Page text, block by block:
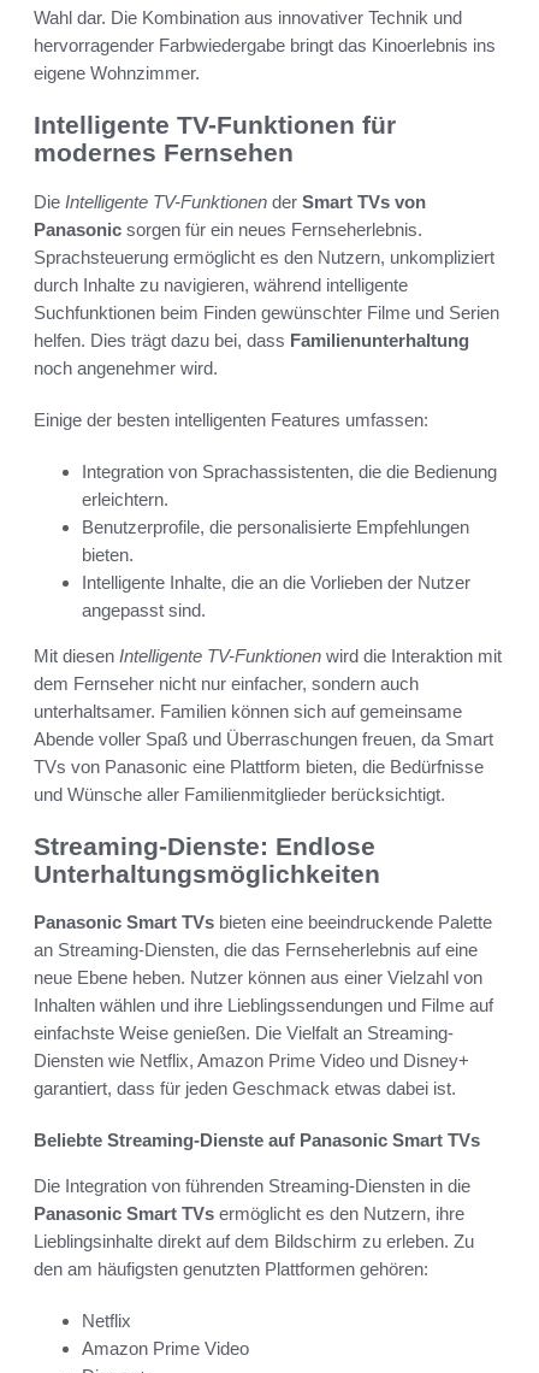
Wahl dar. Die Kombination aus innovativer Technik und
hervorragender Farbwiedergabe bringt das Kinoerlebnis ins
eigene Wohnzimmer.
Intelligente TV-Funktionen für
modernes Fernsehen
Die Intelligente TV-Funktionen der Smart TVs von
Panasonic sorgen für ein neues Fernseherlebnis.
Sprachsteuerung ermöglicht es den Nutzern, unkompliziert
durch Inhalte zu navigieren, während intelligente
Suchfunktionen beim Finden gewünschter Filme und Serien
helfen. Dies trägt dazu bei, dass Familienunterhaltung
noch angenehmer wird.
Einige der besten intelligenten Features umfassen:
Integration von Sprachassistenten, die die Bedienung
erleichtern.
Benutzerprofile, die personalisierte Empfehlungen
bieten.
Intelligente Inhalte, die an die Vorlieben der Nutzer
angepasst sind.
Mit diesen Intelligente TV-Funktionen wird die Interaktion mit
dem Fernseher nicht nur einfacher, sondern auch
unterhaltsamer. Familien können sich auf gemeinsame
Abende voller Spaß und Überraschungen freuen, da Smart
TVs von Panasonic eine Plattform bieten, die Bedürfnisse
und Wünsche aller Familienmitglieder berücksichtigt.
Streaming-Dienste: Endlose
Unterhaltungsmöglichkeiten
Panasonic Smart TVs bieten eine beeindruckende Palette
an Streaming-Diensten, die das Fernseherlebnis auf eine
neue Ebene heben. Nutzer können aus einer Vielzahl von
Inhalten wählen und ihre Lieblingssendungen und Filme auf
einfachste Weise genießen. Die Vielfalt an Streaming-
Diensten wie Netflix, Amazon Prime Video und Disney+
garantiert, dass für jeden Geschmack etwas dabei ist.
Beliebte Streaming-Dienste auf Panasonic Smart TVs
Die Integration von führenden Streaming-Diensten in die
Panasonic Smart TVs ermöglicht es den Nutzern, ihre
Lieblingsinhalte direkt auf dem Bildschirm zu erleben. Zu
den am häufigsten genutzten Plattformen gehören:
Netflix
Amazon Prime Video